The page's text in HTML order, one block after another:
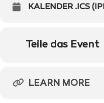
KALENDER .ICS
Teile das Event
LEARN MORE